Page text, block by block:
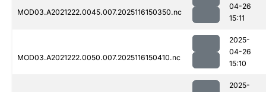
MOD03.A2021222.0045.007.2025116150350.nc
04-26
15:11
MOD03.A2021222.0050.007.2025116150410.nc
2025-
04-26
15:10
2025-